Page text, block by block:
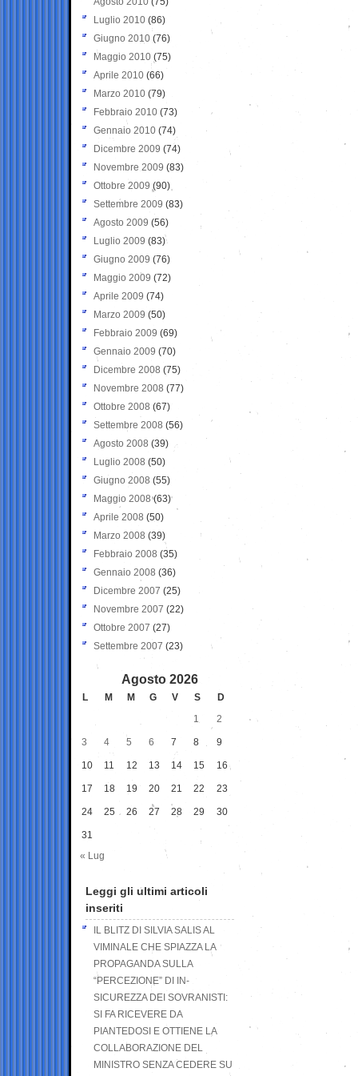
Luglio 2010 (86)
Giugno 2010 (76)
Maggio 2010 (75)
Aprile 2010 (66)
Marzo 2010 (79)
Febbraio 2010 (73)
Gennaio 2010 (74)
Dicembre 2009 (74)
Novembre 2009 (83)
Ottobre 2009 (90)
Settembre 2009 (83)
Agosto 2009 (56)
Luglio 2009 (83)
Giugno 2009 (76)
Maggio 2009 (72)
Aprile 2009 (74)
Marzo 2009 (50)
Febbraio 2009 (69)
Gennaio 2009 (70)
Dicembre 2008 (75)
Novembre 2008 (77)
Ottobre 2008 (67)
Settembre 2008 (56)
Agosto 2008 (39)
Luglio 2008 (50)
Giugno 2008 (55)
Maggio 2008(63)
Aprile 2008 (50)
Marzo 2008 (39)
Febbraio 2008 (35)
Gennaio 2008 (36)
Dicembre 2007 (25)
Novembre 2007 (22)
Ottobre 2007 (27)
Settembre 2007 (23)
Agosto 2026
L M M G V S
D
1
2
3 4 5 6 7 8 9
10 11 12 13 14 15 16
17 18 19 20 21 22 23
24 25 26 27 28 29 30
31
« Lug
Leggi gli ultimi articoli
inseriti
IL BLITZ DI SILVIA SALIS AL
VIMINALE CHE SPIAZZA LA
PROPAGANDA SULLA
“PERCEZIONE” DI IN-
SICUREZZA DEI SOVRANISTI:
SI FA RICEVERE DA
PIANTEDOSI E OTTIENE LA
COLLABORAZIONE DEL
MINISTRO SENZA CEDERE SU